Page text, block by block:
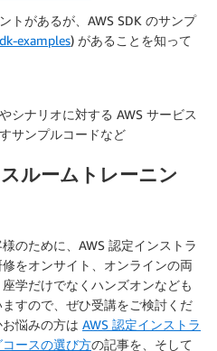
トがあるが、AWS SDK のサンプ
examples) があることを知って
シナリオに対する AWS サービス
サンプルコードなど
ルームトレーニン
のために、AWS 認定インストラ
をオンサイト、オンラインの両
学だけでなくハンズオンなども
すので、ぜひ受講をご検討くだ
悩みの方は AWS 認定インストラ
ースの選び方の記事を、そして